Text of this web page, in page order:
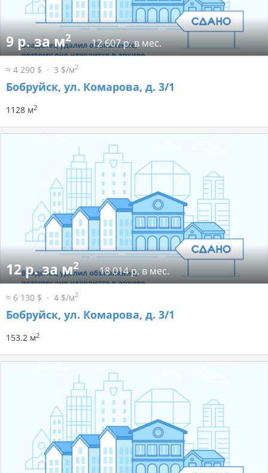
9 р. за м2 12 607 р. в мес.
≈ 4 290 $ 3 $/м2
Бобруйск, ул. Комарова, д. 3/1
1128 м2
12 р. за м2 18 014 р. в мес.
≈ 6 130 $ 4 $/м2
Бобруйск, ул. Комарова, д. 3/1
153.2 м2